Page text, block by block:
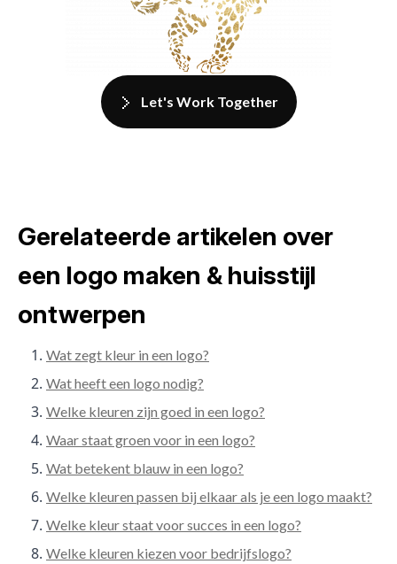
Let's Work Together
Gerelateerde artikelen over
een logo maken & huisstijl
ontwerpen
Wat zegt kleur in een logo?
Wat heeft een logo nodig?
Welke kleuren zijn goed in een logo?
Waar staat groen voor in een logo?
Wat betekent blauw in een logo?
Welke kleuren passen bij elkaar als je een logo maakt?
Welke kleur staat voor succes in een logo?
Welke kleuren kiezen voor bedrijfslogo?